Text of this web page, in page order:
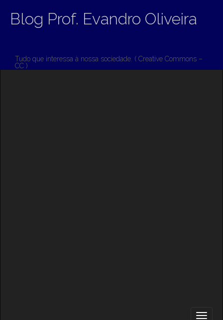
Blog Prof. Evandro Oliveira
Tudo que interessa à nossa sociedade. ( Creative Commons –
CC )